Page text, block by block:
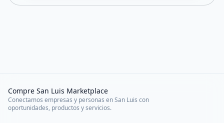
Compre San Luis Marketplace
Conectamos empresas y personas en San Luis con
oportunidades, productos y servicios.